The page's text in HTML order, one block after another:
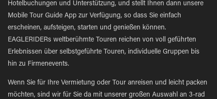
Hotelbuchungen und Unterstützung, und stellt Ihnen dann unsere
Mobile Tour Guide App zur Verfügung, so dass Sie einfach
erscheinen, aufsteigen, starten und genießen können.
EAGLERIDERs weltberühmte Touren reichen von voll geführten
Erlebnissen über selbstgeführte Touren, individuelle Gruppen bis
hin zu Firmenevents.
Wenn Sie für Ihre Vermietung oder Tour anreisen und leicht packen
möchten, sind wir für Sie da mit unserer großen Auswahl an 3-rad